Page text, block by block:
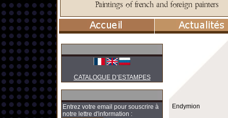
CATALOGUE D’ESTAMPES
Entrez votre email pour souscrire à
notre lettre d'information :
Endymion